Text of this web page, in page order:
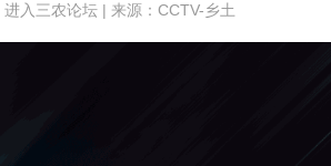
进入三农论坛 | 来源：CCTV-乡土